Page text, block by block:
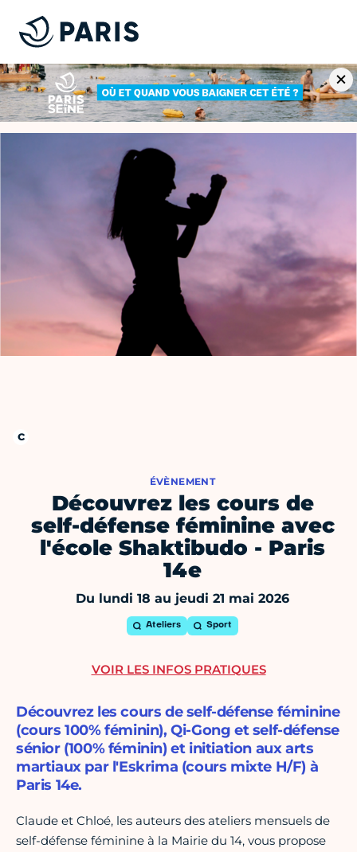
ÉVÈNEMENT
Découvrez les cours de
self-défense féminine avec
l'école Shaktibudo - Paris
14e
Du lundi 18 au jeudi 21 mai 2026
Ateliers Sport
Découvrez les cours de self-défense féminine
(cours 100% féminin), Qi-Gong et self-défense
sénior (100% féminin) et initiation aux arts
martiaux par l'Eskrima (cours mixte H/F) à
Paris 14e.
Claude et Chloé, les auteurs des ateliers mensuels de
self-défense féminine à la Mairie du 14, vous propose
VOIR LES INFOS PRATIQUES